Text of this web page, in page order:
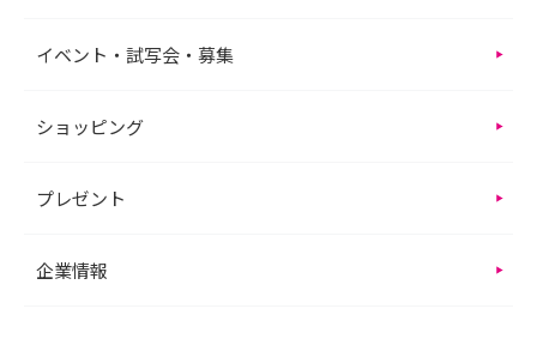
イベント・試写会・募集
ショッピング
プレゼント
企業情報